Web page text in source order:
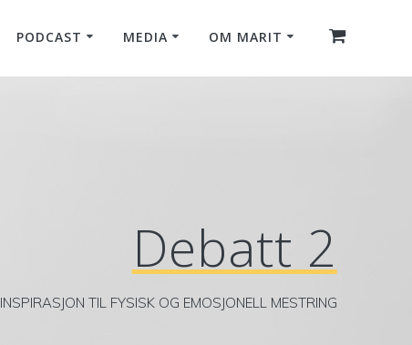
PODCAST MEDIA OM MARIT
Debatt 2
INSPIRASJON TIL FYSISK OG EMOSJONELL MESTRING